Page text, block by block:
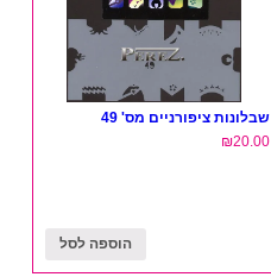
שבלונות ציפורניים מס' 49
₪20.00
הוספה לסל